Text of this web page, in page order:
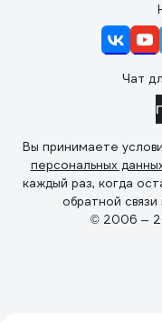
Чат
Вы принимаете
персональных
каждый раз, когда
обратной
© 2006 —